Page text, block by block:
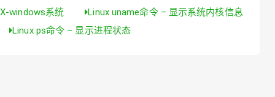
X-windows系统
Linux uname命令 – 显示系统内核信息
Linux ps命令 – 显示进程状态